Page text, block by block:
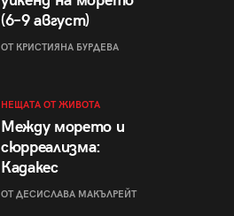
(6–9 август)
ОТ КРИСТИЯНА БУРДЕВА
НЕЩАТА ОТ ЖИВОТА
Между морето и
сюрреализма:
Кадакес
ОТ ДЕСИСЛАВА МАКЪЛРЕЙТ